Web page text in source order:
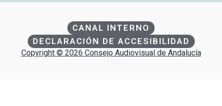
CANAL INTERNO
DECLARACIÓN DE ACCESIBILIDAD
Copyright © 2026 Consejo Audiovisual de Andalucía